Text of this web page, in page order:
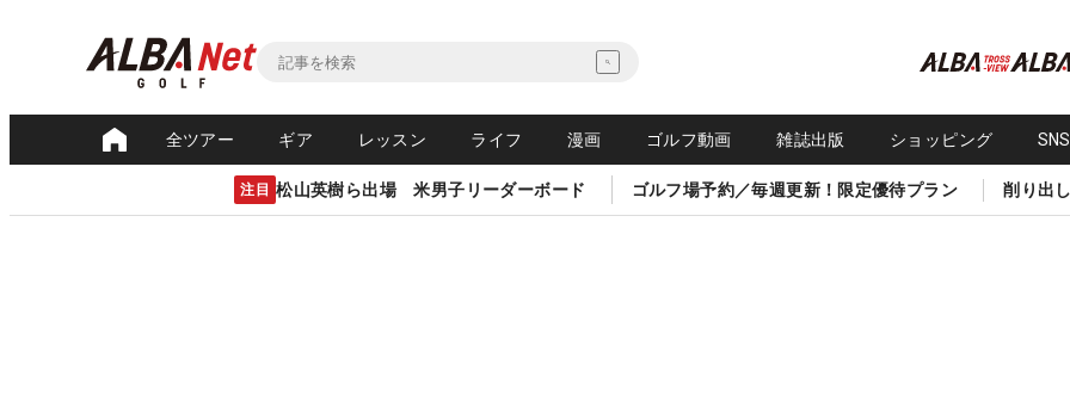
全ツアー ギア レッスン ライフ 漫画 ゴルフ動画 雑誌出版 ショッピング
注目 松山英樹ら出場 米男子リーダーボード ゴルフ場予約／毎週更新！限定優待プラン 削り出